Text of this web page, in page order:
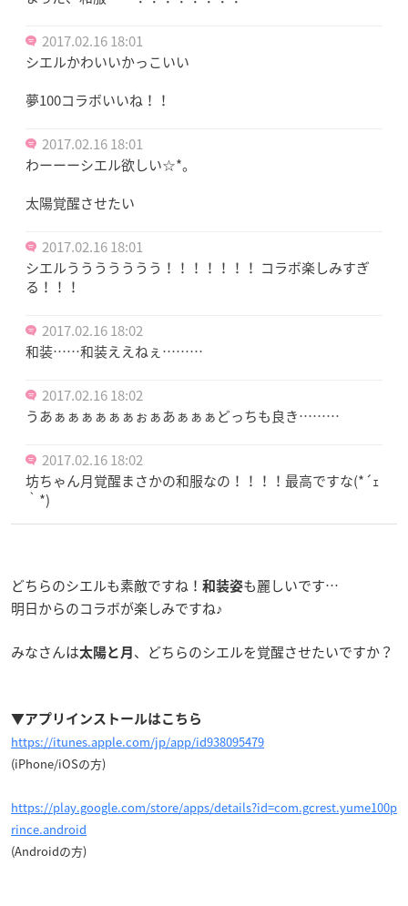
2017.02.16 18:01
シエルかわいいかっこいい
夢100コラボいいね！！
2017.02.16 18:01
わーーーシエル欲しい☆*。
太陽覚醒させたい
2017.02.16 18:01
シエルううううううう！！！！！！！ コラボ楽しみすぎ
る！！！
2017.02.16 18:02
和装……和装ええねぇ………
2017.02.16 18:02
うあぁぁぁぁぁぁぉぁあぁぁぁどっちも良き………
2017.02.16 18:02
坊ちゃん月覚醒まさかの和服なの！！！！最高ですな(*´ｪ
｀*)
どちらのシエルも素敵ですね！ 和装姿も麗しいです…
明日からのコラボが楽しみですね♪
みなさんは太陽と月 、どちらのシエルを覚醒させたいですか？
▼アプリインストールはこちら
https://itunes.apple.com/jp/app/id938095479
(iPhone/iOSの方)
https://play.google.com/store/apps/details?id=com.gcrest.yume100p
rince.android
(Androidの方)